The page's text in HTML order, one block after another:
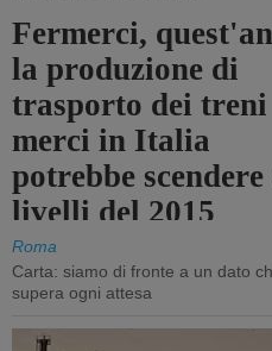
Fermerci,
la produzione di
trasporto dei treni
merci in Italia
potrebbe
livelli del 2015
Roma
Carta: siamo di fronte a un dato
supera ogni attesa